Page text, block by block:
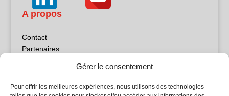
Gérer le consentement
Pour offrir les meilleures expériences, nous utilisons des technologies
A propos
Contact
Partenaires
Politique de confidentialité